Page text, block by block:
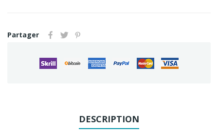
Partager
DESCRIPTION